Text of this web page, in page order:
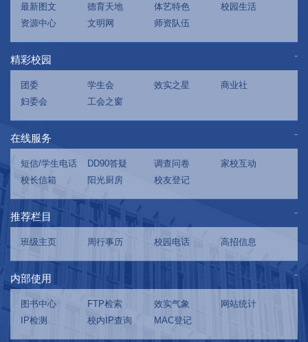
最新图文 德育天地 体艺特色
校园生活
资源中心
文明网 师资队伍
精彩校园
团委 学生会 效实之星
商业社
妇委会
工会之窗
在线服务
短信/学生电话 DD90答疑 调查问卷
家校互动
校长信箱
阳光厨房 校友登记
推荐栏目
班级主页 周行事历 校园电话 高招信息
内部使用
图书中心 FTP检索 效实气象
网站统计
IP检测
校内IP查询 MAC登记